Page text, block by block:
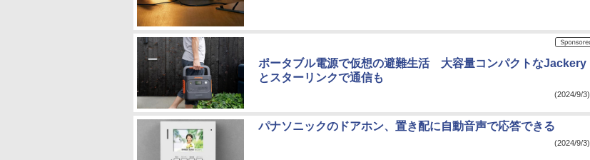
ポータブル電源で仮想の避難生活 大容量コンパクトなJackery
とスターリンクで通信も
(2024/9/3)
パナソニックのドアホン、置き配に自動音声で応答できる
(2024/9/3)